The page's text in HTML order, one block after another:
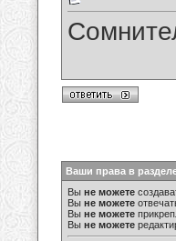
Ваши права в
Вы не можете
Вы не можете
Вы не можете
Вы не можете